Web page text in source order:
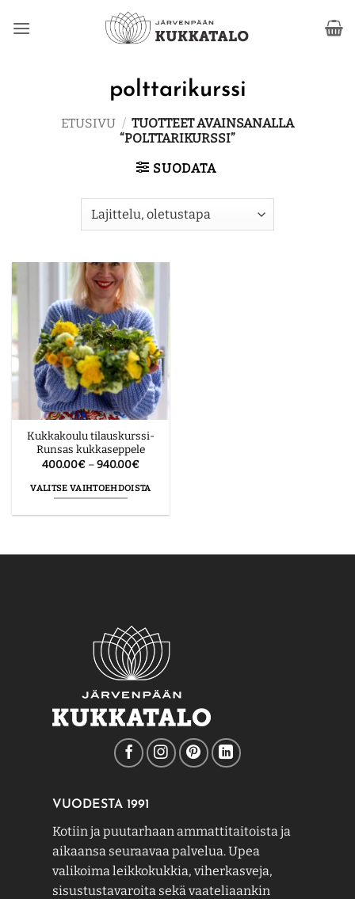
polttarikurssi
ETUSIVU / TUOTTEET AVAINSANALLA
“POLTTARIKURSSI”
SUODATA
Kukkakoulu tilauskurssi-
Runsas kukkaseppele
400.00€ –940.00€Hintaluokka:
-
940.00€
VALITSE VAIHTOEHDOISTA
useampi
valinnat
tuotteen
sivulla.
VUODESTA 1991
Kotiin ja puutarhaan ammattitaitoista ja
aikaansa seuraavaa palvelua. Upea
valikoima leikkokukkia, viherkasveja,
sisustustavaroita sekä vaateliaankin